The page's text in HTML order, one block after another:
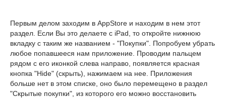
Первым делом заходим в AppStore и находим в нем этот
раздел. Если Вы это делаете с iPad, то откройте нижнюю
вкладку с таким же названием - "Покупки". Попробуем убрать
любое попавшееся нам приложение. Проводим пальцем
рядом с его иконкой слева направо, появляется красная
кнопка "Hide" (скрыть), нажимаем на нее. Приложения
больше нет в этом списке, оно было перемещено в раздел
"Скрытые покупки", из которого его можно восстановить